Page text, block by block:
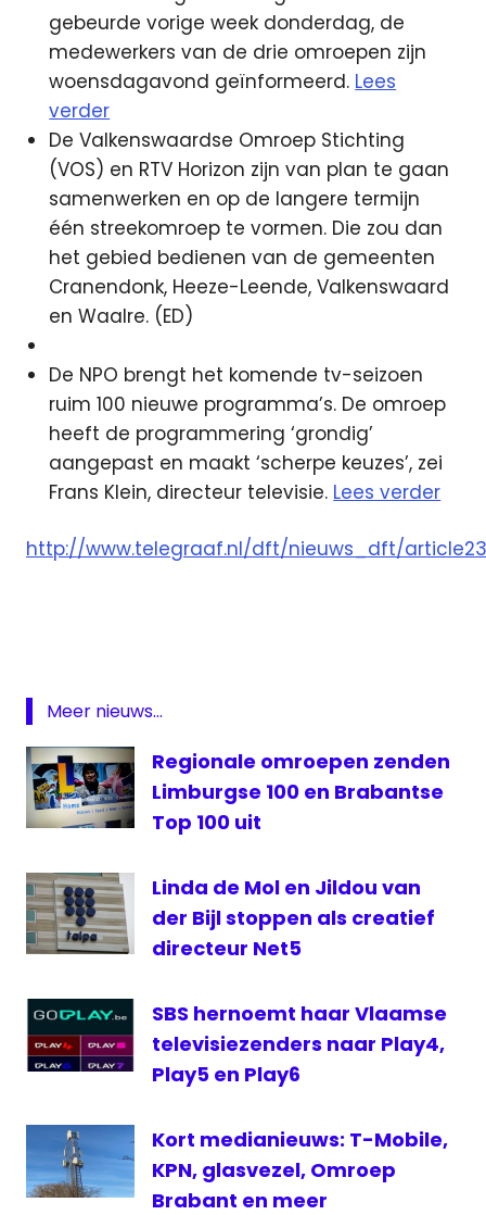
gebeurde vorige week donderdag, de
medewerkers van de drie omroepen zijn
woensdagavond geïnformeerd. Lees
verder
De Valkenswaardse Omroep Stichting
(VOS) en RTV Horizon zijn van plan te gaan
samenwerken en op de langere termijn
één streekomroep te vormen. Die zou dan
het gebied bedienen van de gemeenten
Cranendonk, Heeze-Leende, Valkenswaard
en Waalre. (ED)
De NPO brengt het komende tv-seizoen
ruim 100 nieuwe programma’s. De omroep
heeft de programmering ‘grondig’
aangepast en maakt ‘scherpe keuzes’, zei
Frans Klein, directeur televisie. Lees verder
http://www.telegraaf.nl/dft/nieuws_dft/
Brabant
Penoza
RTL4
SBS
1
Meer nieuws...
Regionale omroepen zenden
Limburgse 100 en Brabantse
Top 100 uit
Linda de Mol en Jildou van
der Bijl stoppen als creatief
directeur Net5
SBS hernoemt haar Vlaamse
televisiezenders naar Play4,
Play5 en Play6
Kort medianieuws: T-Mobile,
KPN, glasvezel, Omroep
Brabant en meer